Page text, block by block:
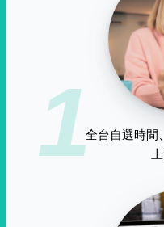
1全台自選時間